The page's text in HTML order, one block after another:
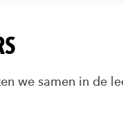
we samen in de